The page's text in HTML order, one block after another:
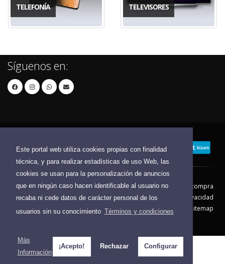
Este portal web utiliza cookies propias con finalidad
técnica, y para realizar estadísticas de uso Web, las
cookies se usan para la personalización de anuncios
que en ningún caso hacen identificable al usuario no
recaba ni cede datos de carácter personal de los
usuarios sin su conocimiento Términos y condiciones
Más
Información
¡Acepto! Rechazar Configurar
TELEFONÍA TELEVISORES
Síguenos en:
Contacto Aviso Legal
Condiciones de compra
Política de envíos
Política de devolución
Política de Privacidad
Política de Cookies
Sitemap